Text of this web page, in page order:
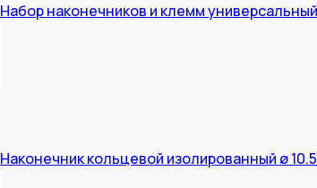
Набор наконечников и клемм
Наконечник кольцевой изолированный ø